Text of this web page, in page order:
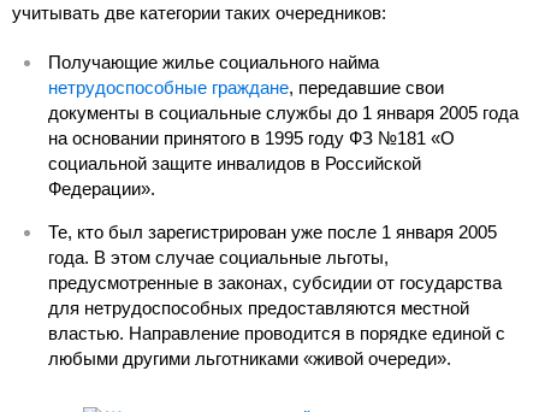
учитывать две категории таких очередников:
Получающие жилье социального найма
нетрудоспособные граждане, передавшие свои
документы в социальные службы до 1 января 2005 года
на основании принятого в 1995 году ФЗ №181 «О
социальной защите инвалидов в Российской
Федерации».
Те, кто был зарегистрирован уже после 1 января 2005
года. В этом случае социальные льготы,
предусмотренные в законах, субсидии от государства
для нетрудоспособных предоставляются местной
властью. Направление проводится в порядке единой с
любыми другими льготниками «живой очереди».